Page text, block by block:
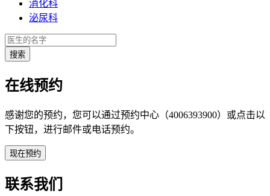
消化科
泌尿科
在线预约
感谢您的预约，您可以通过预约中心（4006393900）或点击以
下按钮，进行邮件或电话预约。
联系我们